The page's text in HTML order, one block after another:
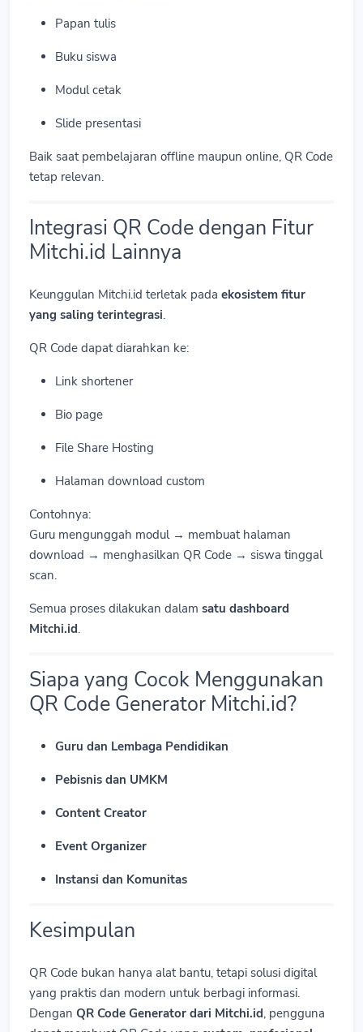
Papan tulis
Buku siswa
Modul cetak
Slide presentasi
Baik saat pembelajaran offline maupun online, QR Code
tetap relevan.
Integrasi QR Code dengan Fitur
Mitchi.id Lainnya
Keunggulan Mitchi.id terletak pada ekosistem fitur
yang saling terintegrasi.
QR Code dapat diarahkan ke:
Link shortener
Bio page
File Share Hosting
Halaman download custom
Contohnya:
Guru mengunggah modul → membuat halaman
download → menghasilkan QR Code → siswa tinggal
scan.
Semua proses dilakukan dalam satu dashboard
Mitchi.id.
Siapa yang Cocok Menggunakan
QR Code Generator Mitchi.id?
Guru dan Lembaga Pendidikan
Pebisnis dan UMKM
Content Creator
Event Organizer
Instansi dan Komunitas
Kesimpulan
QR Code bukan hanya alat bantu, tetapi solusi digital
yang praktis dan modern untuk berbagi informasi.
Dengan QR Code Generator dari Mitchi.id, pengguna